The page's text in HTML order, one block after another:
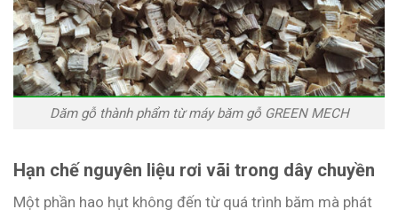
Dăm gỗ thành phẩm từ máy băm gỗ GREEN MECH
Hạn chế nguyên liệu rơi vãi trong dây chuyền
Một phần hao hụt không đến từ quá trình băm mà phát